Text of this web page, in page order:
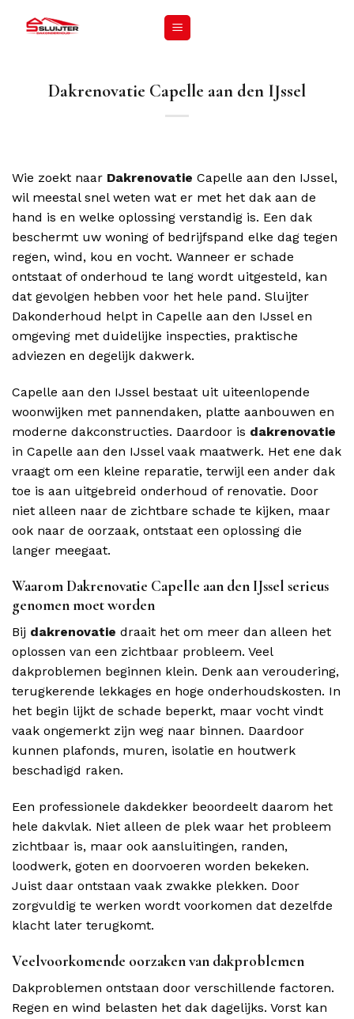
Dakrenovatie Capelle aan den IJssel
Wie zoekt naar Dakrenovatie Capelle aan den IJssel,
wil meestal snel weten wat er met het dak aan de
hand is en welke oplossing verstandig is. Een dak
beschermt uw woning of bedrijfspand elke dag tegen
regen, wind, kou en vocht. Wanneer er schade
ontstaat of onderhoud te lang wordt uitgesteld, kan
dat gevolgen hebben voor het hele pand. Sluijter
Dakonderhoud helpt in Capelle aan den IJssel en
omgeving met duidelijke inspecties, praktische
adviezen en degelijk dakwerk.
Capelle aan den IJssel bestaat uit uiteenlopende
woonwijken met pannendaken, platte aanbouwen en
moderne dakconstructies. Daardoor is dakrenovatie
in Capelle aan den IJssel vaak maatwerk. Het ene dak
vraagt om een kleine reparatie, terwijl een ander dak
toe is aan uitgebreid onderhoud of renovatie. Door
niet alleen naar de zichtbare schade te kijken, maar
ook naar de oorzaak, ontstaat een oplossing die
langer meegaat.
Waarom Dakrenovatie Capelle aan den IJssel serieus
genomen moet worden
Bij dakrenovatie draait het om meer dan alleen het
oplossen van een zichtbaar probleem. Veel
dakproblemen beginnen klein. Denk aan veroudering,
terugkerende lekkages en hoge onderhoudskosten. In
het begin lijkt de schade beperkt, maar vocht vindt
vaak ongemerkt zijn weg naar binnen. Daardoor
kunnen plafonds, muren, isolatie en houtwerk
beschadigd raken.
Een professionele dakdekker beoordeelt daarom het
hele dakvlak. Niet alleen de plek waar het probleem
zichtbaar is, maar ook aansluitingen, randen,
loodwerk, goten en doorvoeren worden bekeken.
Juist daar ontstaan vaak zwakke plekken. Door
zorgvuldig te werken wordt voorkomen dat dezelfde
klacht later terugkomt.
Veelvoorkomende oorzaken van dakproblemen
Dakproblemen ontstaan door verschillende factoren.
Regen en wind belasten het dak dagelijks. Vorst kan